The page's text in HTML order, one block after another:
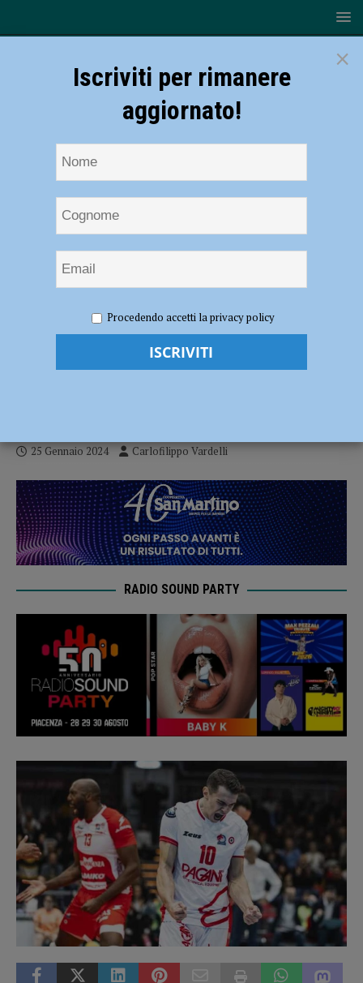
ufficializzate date e orari dei quarti di Champions League
Volley – Gas Sales Piacenza,
25 Gennaio 2024 Carlofilippo Vardelli
RADIO SOUND PARTY
×
Iscriviti per rimanere
aggiornato!
Procedendo accetti la privacy policy